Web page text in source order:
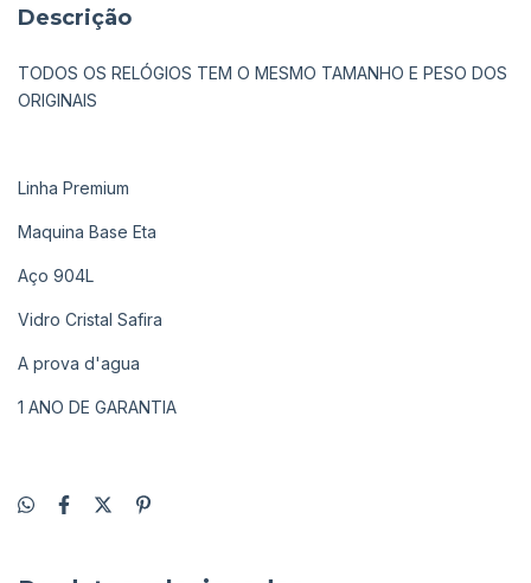
Descrição
TODOS OS RELÓGIOS TEM O MESMO TAMANHO E PESO DOS
ORIGINAIS
Linha Premium
Maquina Base Eta
Aço 904L
Vidro Cristal Safira
A prova d'agua
1 ANO DE GARANTIA